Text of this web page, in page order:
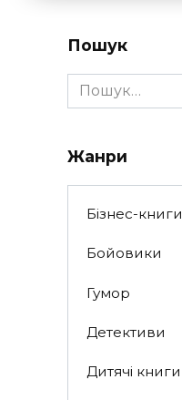
Пошук
Search
for:
Жанри
Бізнес-книги
Бойовики
Гумор
Детективи
Дитячі книги